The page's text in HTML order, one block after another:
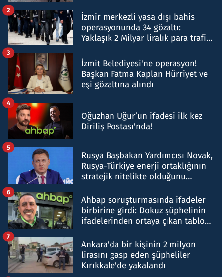
İzmir merkezli yasa dışı bahis
operasyonunda 34 gözaltı:
Yaklaşık 2 Milyar liralık para trafiği
2
İzmit Belediyesi'ne operasyon!
Başkan Fatma Kaplan Hürriyet ve
eşi gözaltına alındı
3
Oğuzhan Uğur’un ifadesi ilk kez
Diriliş Postası'nda!
4
Rusya Başbakan Yardımcısı Novak,
Rusya-Türkiye enerji ortaklığının
stratejik nitelikte olduğunu
5
Ahbap soruşturmasında ifadeler
birbirine girdi: Dokuz şüphelinin
ifadelerinden ortaya çıkan tablo
6
Ankara'da bir kişinin 2 milyon
lirasını gasp eden şüpheliler
Kırıkkale'de yakalandı
7